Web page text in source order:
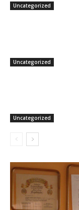
Uncategorized
Uncategorized
Uncategorized